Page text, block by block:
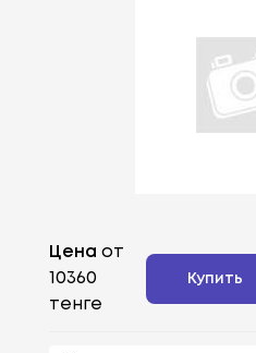
Цена от
10360
тенге
Купить